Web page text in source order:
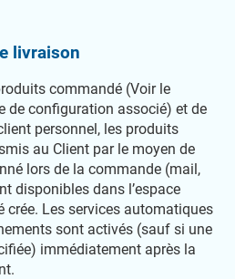
livraison
commandé (Voir le
de configuration associé) et de
personnel, les produits
au Client par le moyen de
lors de la commande (mail,
disponibles dans l’espace
crée. Les services automatiques
sont activés (sauf si une
immédiatement après la